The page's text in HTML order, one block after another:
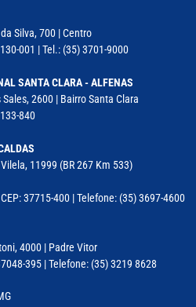
Silva, 700 | Centro
001 | Tel.: (35) 3701-9000
SANTA CLARA - ALFENAS
2600 | Bairro Santa Clara
840
11999 (BR 267 Km 533)
37715-400 | Telefone: (35) 3697-4600
4000 | Padre Vitor
395 | Telefone: (35) 3219 8628